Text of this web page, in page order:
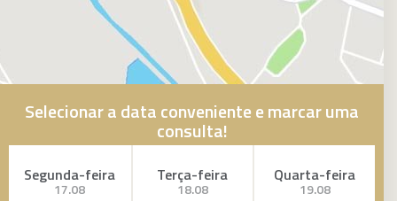
Selecionar a data conveniente e marcar uma
consulta!
Segunda-feira
17.08
Terça-feira
18.08
Quarta-feira
19.08